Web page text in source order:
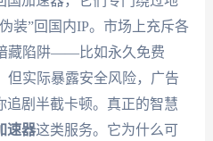
装”回国内IP。市场上充斥各
藏陷阱——比如永久免费
但实际暴露安全风险，广告
追剧半截卡顿。真正的智慧
速器这类服务。它为什么可